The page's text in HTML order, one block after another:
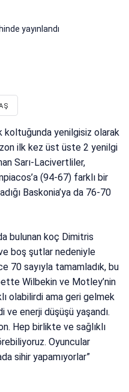
yayınlandı
koltuğunda yenilgisiz olarak
ilk kez üst üste 2 yenilgi
Sarı-Lacivertliler,
(94-67) farklı bir
Baskonia’ya da 76-70
bulunan koç Dimitris
boş şutlar nedeniyle
70 sayıyla tamamladık, bu
Wilbekin ve Motley’nin
olabilirdi ama geri gelmek
enerji düşüşü yaşandı.
Hep birlikte ve sağlıklı
Oyuncular
sihir yapamıyorlar”